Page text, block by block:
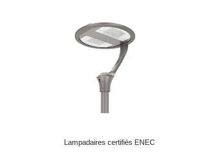
Lampadaires certifiés ENEC